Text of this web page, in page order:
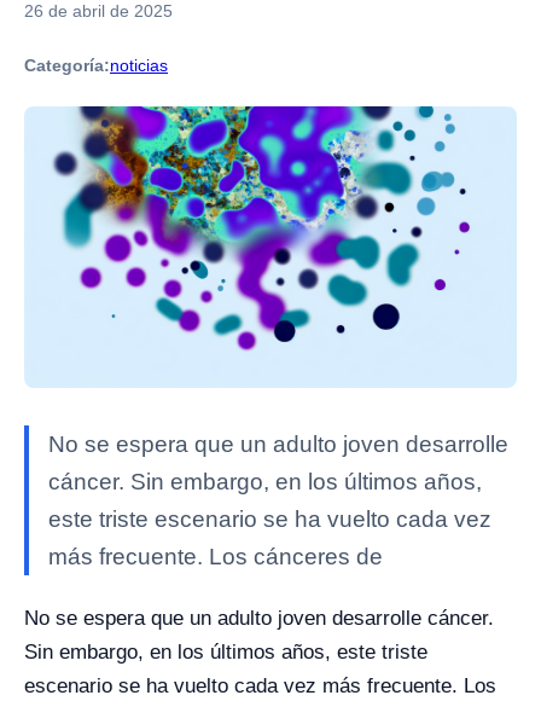
26 de abril de 2025
Categoría:noticias
No se espera que un adulto joven desarrolle
cáncer. Sin embargo, en los últimos años,
este triste escenario se ha vuelto cada vez
más frecuente. Los cánceres de
No se espera que un adulto joven desarrolle cáncer.
Sin embargo, en los últimos años, este triste
escenario se ha vuelto cada vez más frecuente. Los